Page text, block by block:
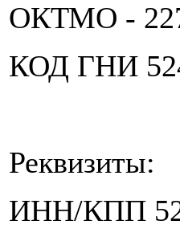
ОКТМО -
КОД ГНИ
Реквизиты:
ИНН/КПП